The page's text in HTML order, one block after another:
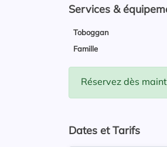
Services &
Toboggan
Famille
Réservez dès
Dates et Tarifs